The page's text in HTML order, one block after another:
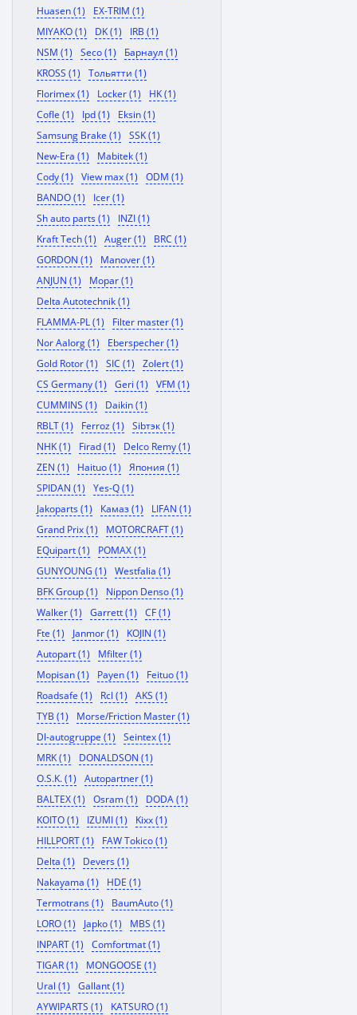
Huasen (1)
EX-TRIM (1)
MIYAKO (1)
DK (1)
IRB (1)
NSM (1)
Seco (1)
Барнаул (1)
KROSS (1)
Тольятти (1)
Florimex (1)
Locker (1)
HK (1)
Cofle (1)
Ipd (1)
Eksin (1)
Samsung Brake (1)
SSK (1)
New-Era (1)
Mabitek (1)
Cody (1)
View max (1)
ODM (1)
BANDO (1)
Icer (1)
Sh auto parts (1)
INZI (1)
Kraft Tech (1)
Auger (1)
BRC (1)
GORDON (1)
Manover (1)
ANJUN (1)
Mopar (1)
Delta Autotechnik (1)
FLAMMA-PL (1)
Filter master (1)
Nor Aalorg (1)
Eberspecher (1)
Gold Rotor (1)
SIC (1)
Zolert (1)
CS Germany (1)
Geri (1)
VFM (1)
CUMMINS (1)
Daikin (1)
RBLT (1)
Ferroz (1)
Sibтэк (1)
NHK (1)
Firad (1)
Delco Remy (1)
ZEN (1)
Haituo (1)
Япония (1)
SPIDAN (1)
Yes-Q (1)
Jakoparts (1)
Камаз (1)
LIFAN (1)
Grand Prix (1)
MOTORCRAFT (1)
EQuipart (1)
POMAX (1)
GUNYOUNG (1)
Westfalia (1)
BFK Group (1)
Nippon Denso (1)
Walker (1)
Garrett (1)
CF (1)
Fte (1)
Janmor (1)
KOJIN (1)
Autopart (1)
Mfilter (1)
Mopisan (1)
Payen (1)
Feituo (1)
Roadsafe (1)
Rcl (1)
AKS (1)
TYB (1)
Morse/Friction Master (1)
Dl-autogruppe (1)
Seintex (1)
MRK (1)
DONALDSON (1)
O.S.K. (1)
Autopartner (1)
BALTEX (1)
Osram (1)
DODA (1)
KOITO (1)
IZUMI (1)
Kixx (1)
HILLPORT (1)
FAW Tokico (1)
Delta (1)
Devers (1)
Nakayama (1)
HDE (1)
Termotrans (1)
BaumAuto (1)
LORO (1)
Japko (1)
MBS (1)
INPART (1)
Comfortmat (1)
TIGAR (1)
MONGOOSE (1)
Ural (1)
Gallant (1)
AYWIPARTS (1)
KATSURO (1)